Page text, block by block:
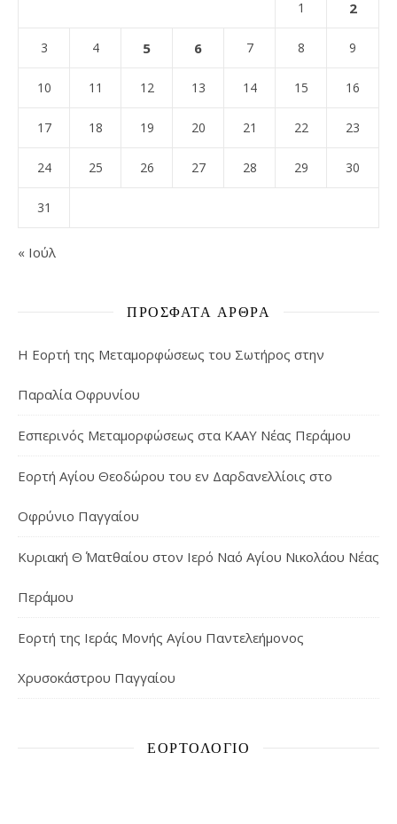
1 2
3 4 5 6 7 8 9
10 11 12 13 14 15 16
17 18 19 20 21 22 23
24 25 26 27 28 29 30
31
« Ιούλ
ΠΡΌΣΦΑΤΑ ΆΡΘΡΑ
Η Εορτή της Μεταμορφώσεως του Σωτήρος στην
Παραλία Οφρυνίου
Εσπερινός Μεταμορφώσεως στα ΚΑΑΥ Νέας Περάμου
Εορτή Αγίου Θεοδώρου του εν Δαρδανελλίοις στο
Οφρύνιο Παγγαίου
Κυριακή Θ΄ Ματθαίου στον Ιερό Ναό Αγίου Νικολάου Νέας
Περάμου
Εορτή της Ιεράς Μονής Αγίου Παντελεήμονος
Χρυσοκάστρου Παγγαίου
ΕΟΡΤΟΛΌΓΙΟ